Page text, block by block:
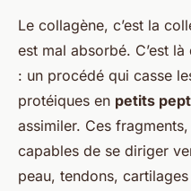
Le collagène, c’est la
est mal absorbé. C’est
: un procédé qui casse
protéiques en petits
assimiler. Ces
capables de se diriger
peau, tendons,